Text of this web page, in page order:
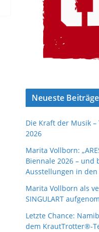
Neueste Beiträge
Die Kraft der Musik
2026
Marita Vollborn:
Biennale 2026 – und
Ausstellungen in den
Marita Vollborn als
SINGULART
Letzte Chance:
dem KrautTrotter®-